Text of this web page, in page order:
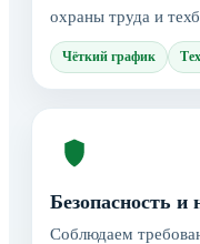
охраны труда и
Чёткий график
Безопасность
Соблюдаем